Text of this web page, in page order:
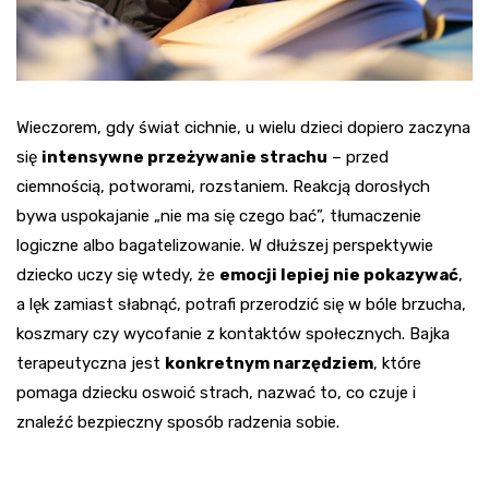
Wieczorem, gdy świat cichnie, u wielu dzieci dopiero zaczyna
się intensywne przeżywanie strachu – przed
ciemnością, potworami, rozstaniem. Reakcją dorosłych
bywa uspokajanie „nie ma się czego bać”, tłumaczenie
logiczne albo bagatelizowanie. W dłuższej perspektywie
dziecko uczy się wtedy, że emocji lepiej nie pokazywać,
a lęk zamiast słabnąć, potrafi przerodzić się w bóle brzucha,
koszmary czy wycofanie z kontaktów społecznych. Bajka
terapeutyczna jest konkretnym narzędziem, które
pomaga dziecku oswoić strach, nazwać to, co czuje i
znaleźć bezpieczny sposób radzenia sobie.